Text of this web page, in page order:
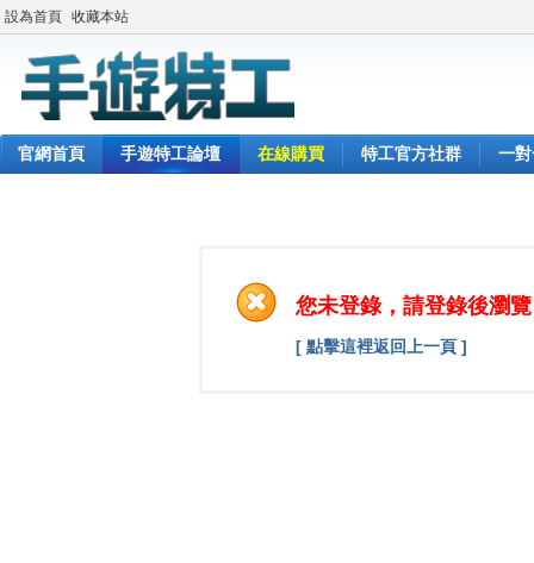
設為首頁 收藏本站
官網首頁 手遊特工論壇 在線購買 特工官方社群 一
您未登錄，請登錄後瀏
[ 點擊這裡返回上一頁 ]